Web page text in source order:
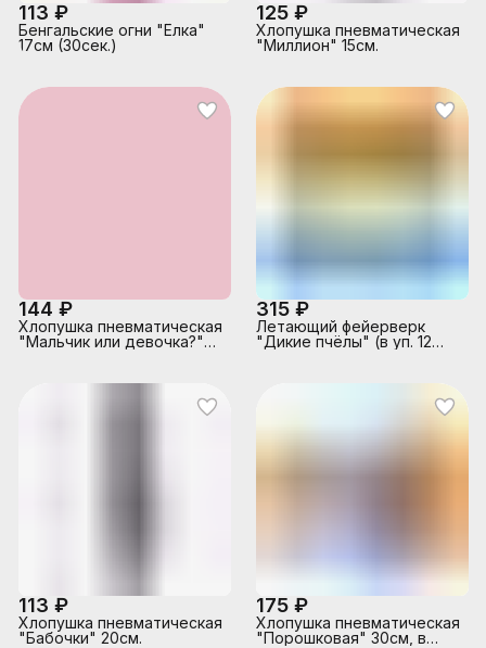
113 ₽
Бенгальские огни "Ёлка"
17см (30сек.)
125 ₽
Хлопушка пневматическая
"Миллион" 15см.
144 ₽
Хлопушка пневматическая
"Мальчик или девочка?"
315 ₽
Летающий фейерверк
"Дикие пчёлы" (в уп. 12
113 ₽
Хлопушка пневматическая
"Бабочки" 20см.
175 ₽
Хлопушка пневматическая
"Порошковая" 30см, в